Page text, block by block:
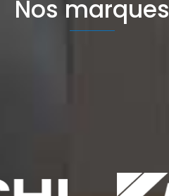
Nos marques